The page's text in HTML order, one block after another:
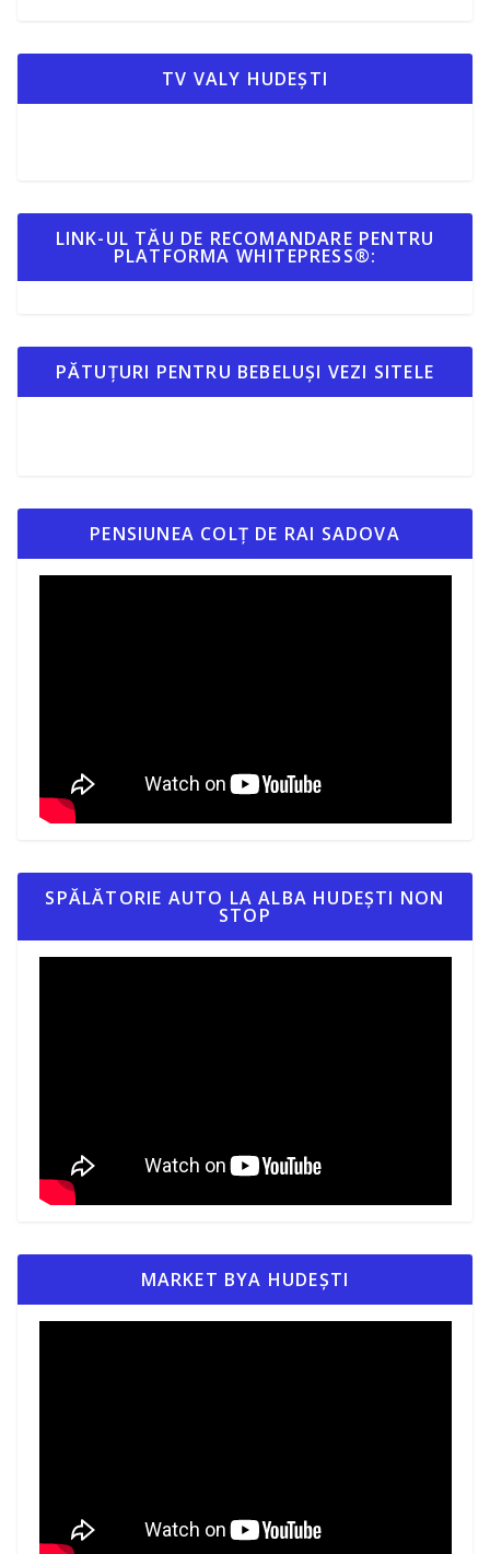
TV VALY HUDEȘTI
LINK-UL TĂU DE RECOMANDARE PENTRU
PLATFORMA WHITEPRESS®:
PĂTUȚURI PENTRU BEBELUȘI VEZI SITELE
PENSIUNEA COLȚ DE RAI SADOVA
SPĂLĂTORIE AUTO LA ALBA HUDEȘTI NON
STOP
MARKET BYA HUDEȘTI